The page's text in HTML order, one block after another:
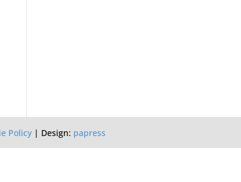
Policy| Design: papress